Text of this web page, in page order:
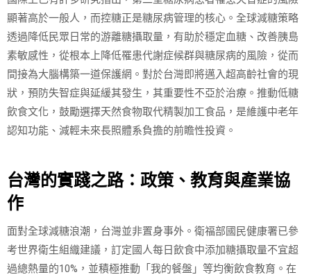
顯著高於一般人，而控糖正是糖尿病管理的核心。全球減糖策略
透過降低民眾日常的游離糖攝取量，有助於穩定血糖、改善胰島
素敏感性，從根本上降低罹患代謝症候群與糖尿病的風險，從而
間接為大腦構築一道保護網。對於台灣即將邁入超高齡社會的現
狀，預防失智症與延緩其發生，其重要性不亞於治療。推動低糖
飲食文化，鼓勵選擇天然食物取代精製加工食品，是維護中老年
認知功能、減輕未來長照體系負擔的前瞻性投資。
台灣的實踐之路：政策、教育與產業協
作
面對全球減糖浪潮，台灣並非置身事外。衛福部國民健康署已參
考世界衛生組織建議，訂定國人每日飲食中添加糖攝取量不宜超
過總熱量的10%，並積極推動「我的餐盤」等均衡飲食教育。在